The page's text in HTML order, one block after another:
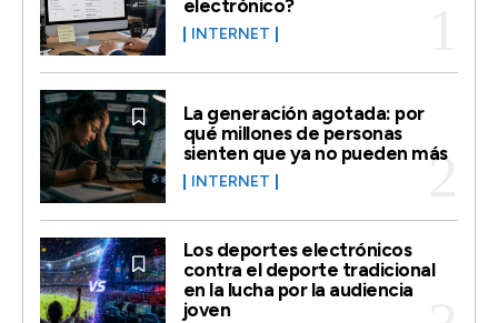
electrónico?
INTERNET
La generación agotada: por
qué millones de personas
sienten que ya no pueden más
INTERNET
Los deportes electrónicos
contra el deporte tradicional
en la lucha por la audiencia
joven